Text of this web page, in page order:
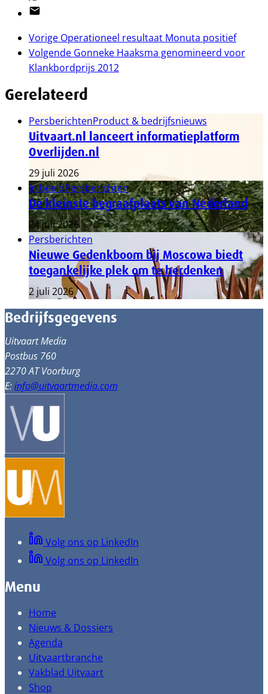
Email
Vorige Operationeel resultaat Monuta positief
Volgende Gonneke Haaksma genomineerd voor
Klankbordprijs 2012
Gerelateerd
PersberichtenProduct & bedrijfsnieuws
Uitvaart.nl lanceert informatieplatform
Overlijden.nl
29 juli 2026
In beeldPersberichten
De kleinste begraafplaats van Nederland
24 juli 2026
Persberichten
Nieuwe Gedenkboom bij Moscowa biedt
toegankelijke plek om te herdenken
2 juli 2026
Bedrijfsgegevens
Uitvaart Media
Postbus 760
2270 AT Voorburg
E:info@uitvaartmedia.com
Volg ons op LinkedIn
Volg ons op LinkedIn
Menu
Home
Nieuws & Dossiers
Agenda
Uitvaartbranche
Vakblad Uitvaart
Shop